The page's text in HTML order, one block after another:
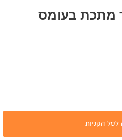
מתכת בעומס
לסל הקניות